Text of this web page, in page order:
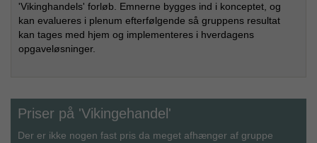
'Vikinghandels' forløb. Emnerne bygges ind i konceptet, og
kan evalueres i plenum efterfølgende så gruppens resultat
kan tages med hjem og implementeres i hverdagens
opgaveløsninger.
Priser på 'Vikingehandel'
Der er ikke nogen fast pris da meget afhænger af gruppe